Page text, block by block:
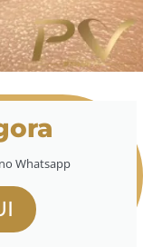
Whatsapp